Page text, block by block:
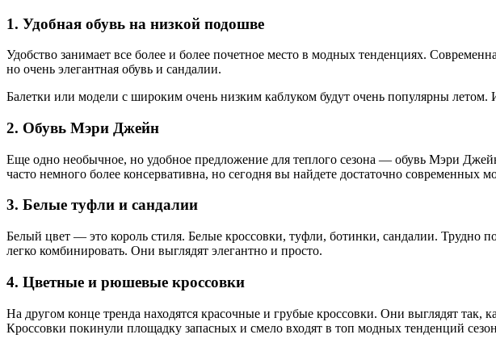
1. Удобная обувь на низкой подошве
Удобство занимает все более и более почетное место в модных тенденциях.
но очень элегантная обувь и сандалии.
Балетки или модели с широким очень низким каблуком будут очень популярны
2. Обувь Мэри Джейн
Еще одно необычное, но удобное предложение для теплого сезона — обувь Мэри
часто немного более консервативна, но сегодня вы найдете достаточно современных
3. Белые туфли и сандалии
Белый цвет — это король стиля. Белые кроссовки, туфли, ботинки, сандалии. Трудно
легко комбинировать. Они выглядят элегантно и просто.
4. Цветные и рюшевые кроссовки
На другом конце тренда находятся красочные и грубые кроссовки. Они выглядят
Кроссовки покинули площадку запасных и смело входят в топ модных тенденций